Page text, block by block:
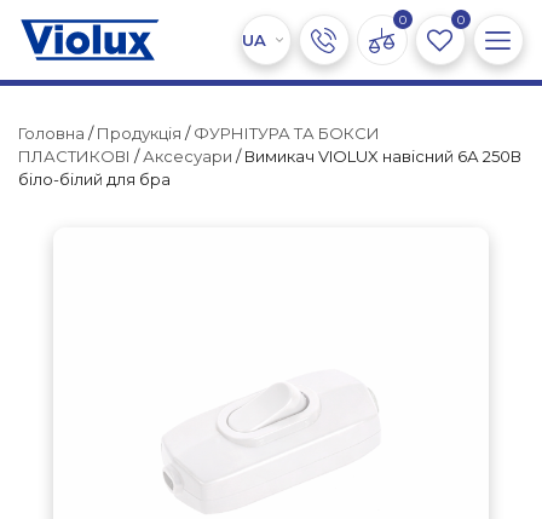
0 0
Головна /Продукція /ФУРНІТУРА ТА БОКСИ
ПЛАСТИКОВІ /Аксесуари / Вимикач VIOLUX навісний 6А 250В
біло-білий для бра